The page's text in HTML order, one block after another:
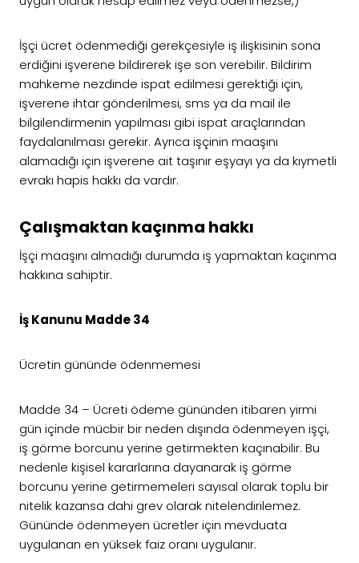
İşçi ücret ödenmediği gerekçesiyle iş ilişkisinin sona
erdiğini işverene bildirerek işe son verebilir. Bildirim
mahkeme nezdinde ispat edilmesi gerektiği için,
işverene ihtar gönderilmesi, sms ya da mail ile
bilgilendirmenin yapılması gibi ispat araçlarından
faydalanılması gerekir. Ayrıca işçinin maaşını
alamadığı için işverene ait taşınır eşyayı ya da kıymetli
evrakı hapis hakkı da vardır.
Çalışmaktan kaçınma hakkı
İşçi maaşını almadığı durumda iş yapmaktan kaçınma
hakkına sahiptir.
İş Kanunu Madde 34
Ücretin gününde ödenmemesi
Madde 34 – Ücreti ödeme gününden itibaren yirmi
gün içinde mücbir bir neden dışında ödenmeyen işçi,
iş görme borcunu yerine getirmekten kaçınabilir. Bu
nedenle kişisel kararlarına dayanarak iş görme
borcunu yerine getirmemeleri sayısal olarak toplu bir
nitelik kazansa dahi grev olarak nitelendirilemez.
Gününde ödenmeyen ücretler için mevduata
uygulanan en yüksek faiz oranı uygulanır.